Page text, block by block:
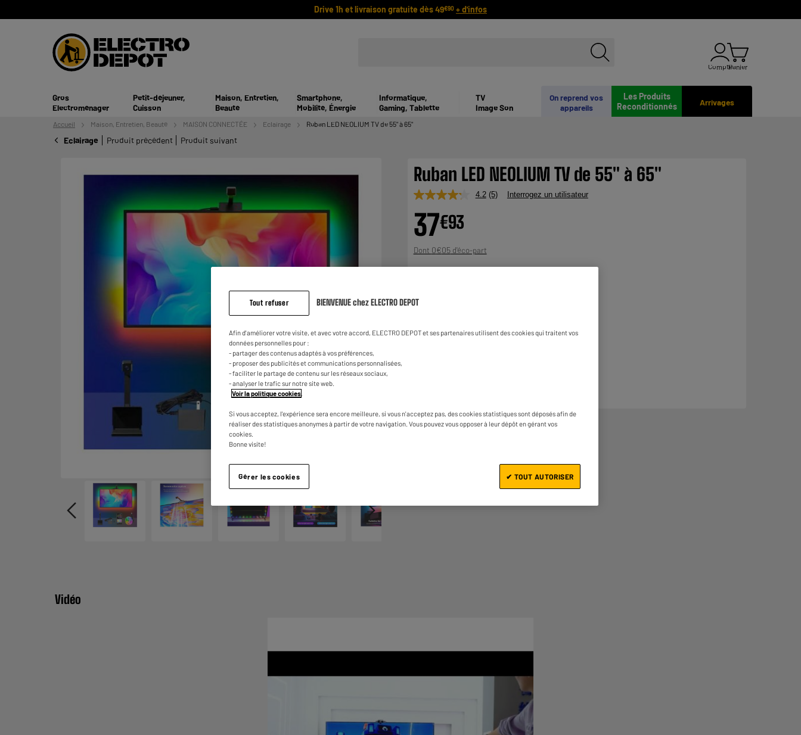
Drive 1h et livraison gratuite dès 49€90 + d'infos
ComptePanier
Arrivages
Les Produits
Reconditionnés
On reprend vos
appareils
Gros
Electroménager
Petit-déjeuner,
Cuisson
Maison, Entretien,
Beauté
Smartphone,
Mobilité, Énergie
Informatique,
Gaming, Tablette
TV
Image Son
Accueil Maison, Entretien, Beauté MAISON CONNECTÉE Eclairage Ruban LED NEOLIUM TV de 55" à 65"
Eclairage Produit précédent Produit suivant
Ruban LED NEOLIUM TV de 55" à 65"
4.2 Lire
page.
(5) Interrogez un utilisateur
37€93
Dont 0€05
Vidéo
Tout refuser BIENVENUE chez ELECTRO DEPOT
Afin d'améliorer votre visite, et avec votre accord, ELECTRO DEPOT et ses partenaires utilisent des cookies qui traitent vos
données personnelles pour :
- partager des contenus adaptés à vos préférences,
- proposer des publicités et communications personnalisées,
- faciliter le partage de contenu sur les réseaux sociaux,
- analyser le trafic sur notre site web.
Voir la politique cookies
Si vous acceptez, l'expérience sera encore meilleure, si vous n'acceptez pas, des cookies statistiques sont déposés afin de
réaliser des statistiques anonymes à partir de votre navigation. Vous pouvez vous opposer à leur dépôt en gérant vos
cookies.
Bonne visite!
Gérer les cookies ✔ TOUT AUTORISER